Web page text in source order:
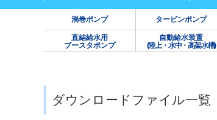
渦巻ポンプ タービンポンプ
直結給水用
ブースタポンプ
自動給水装置
(陸上・水中・高架水槽)
ダウンロードファイル一覧